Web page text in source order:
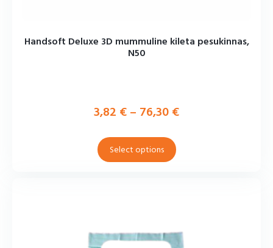
Handsoft Deluxe 3D mummuline kileta pesukinnas,
N50
3,82 €– 76,30€
Select options